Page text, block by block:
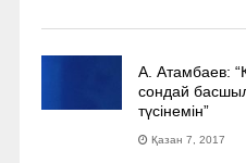
А. Атамбаев:
сондай
түсінемін”
Қазан 7, 2017